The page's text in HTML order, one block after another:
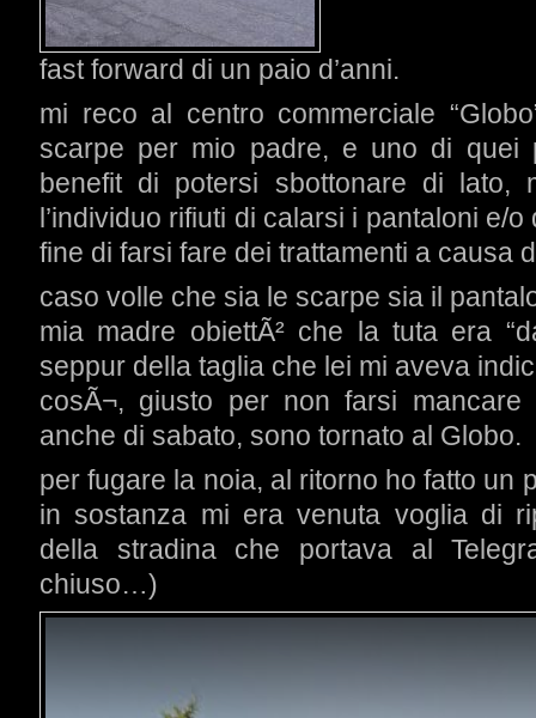
fast forward di un paio d’anni.
mi reco al centro commerciale
scarpe per mio padre, e uno di quei
benefit di potersi sbottonare di
l’individuo rifiuti di calarsi i pantaloni e/
fine di farsi fare dei trattamenti a causa
caso volle che sia le scarpe sia il
mia madre obiettÃ² che la tuta era
seppur della taglia che lei mi aveva
cosÃ¬, giusto per non farsi
anche di sabato, sono tornato al Globo.
per fugare la noia, al ritorno ho fatto un
in sostanza mi era venuta voglia di
della stradina che portava al
chiuso…)